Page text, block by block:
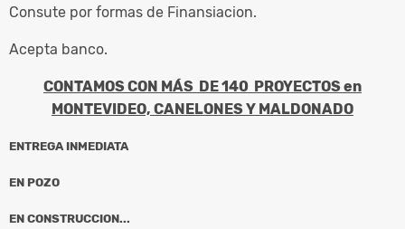
Consute por formas de Finansiacion.
Acepta banco.
CONTAMOS CON MÁS DE 140 PROYECTOS en
MONTEVIDEO, CANELONES Y MALDONADO
ENTREGA INMEDIATA
EN POZO
EN CONSTRUCCION...